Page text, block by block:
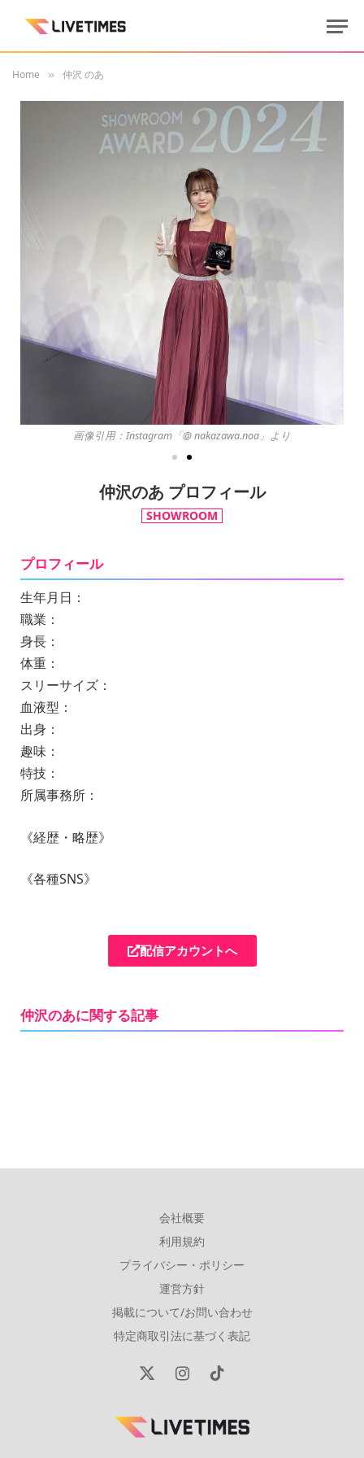
Home » 仲沢 のあ
画像引用：Instagram「@ nakazawa.noa」より
仲沢のあ プロフィール
SHOWROOM
プロフィール
生年月日：
職業：
身長：
体重：
スリーサイズ：
血液型：
出身：
趣味：
特技：
所属事務所：
《経歴・略歴》
《各種SNS》
配信アカウントへ
仲沢のあに関する記事
会社概要
利用規約
プライバシー・ポリシー
運営方針
掲載について/お問い合わせ
特定商取引法に基づく表記
X
InstagramTikTok